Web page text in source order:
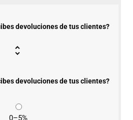
devoluciones de tus clientes?
devoluciones de tus clientes?
0–5%